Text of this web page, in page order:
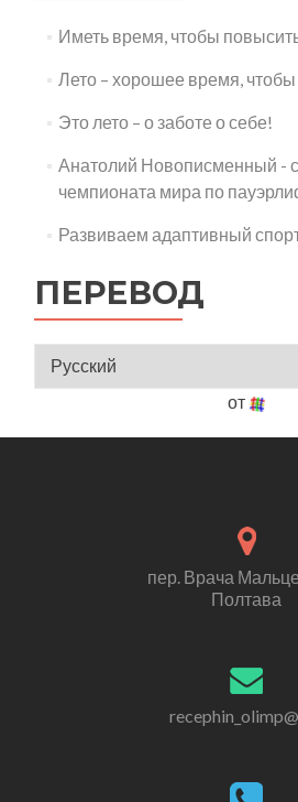
Иметь время, чтобы
Лето – хорошее время, чтобы
Это лето – о заботе о себе!
Анатолий Новописменный -
чемпионата мира по
Развиваем адаптивный
ПЕРЕВОД
от
пер. Врача
Полтава